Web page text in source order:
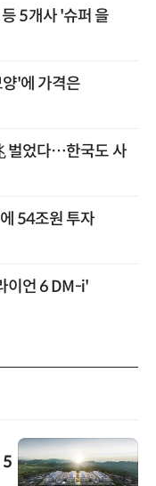
5개사 '슈퍼 을
'에 가격은
벌었다…한국도 사
54조원 투자
이언 6 DM-i'
5